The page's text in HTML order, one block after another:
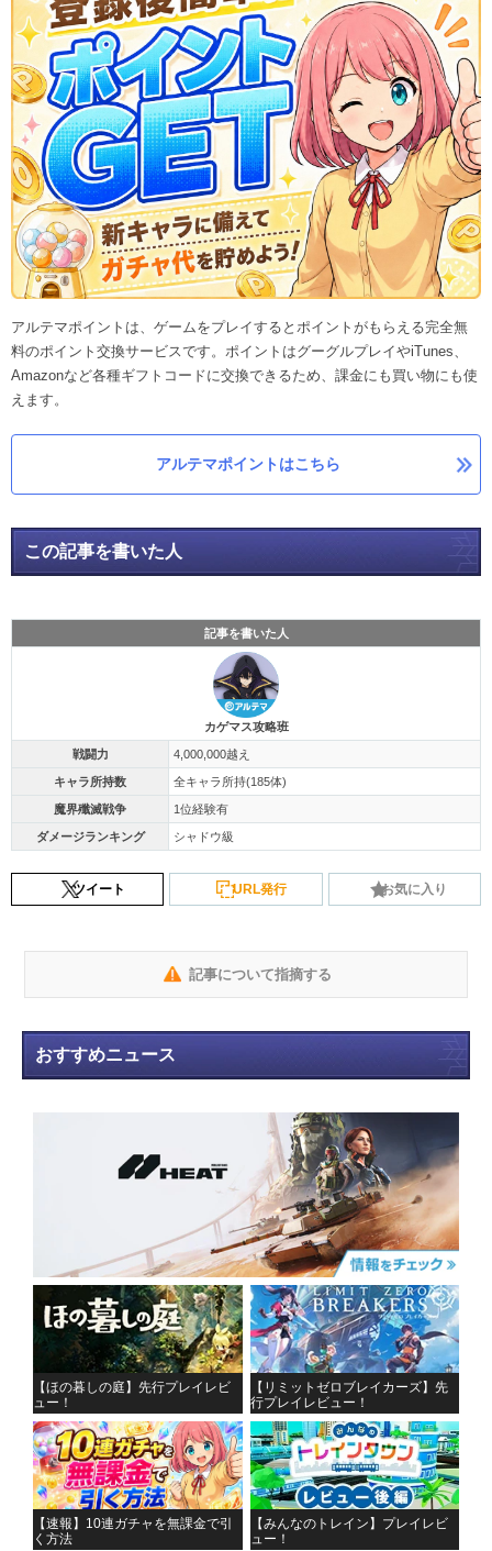
アルテマポイントは、ゲームをプレイするとポイントがもらえる完全無
料のポイント交換サービスです。ポイントはグーグルプレイやiTunes、
Amazonなど各種ギフトコードに交換できるため、課金にも買い物にも使
えます。
アルテマポイントはこちら
この記事を書いた人
記事を書いた人
カゲマス攻略班
戦闘力 4,000,000越え
キャラ所持数 全キャラ所持(185体)
魔界殲滅戦争 1位経験有
ダメージランキング シャドウ級
ツイート URL発行 お気に入り
記事について指摘する
おすすめニュース
【ほの暮しの庭】先行プレイレビ
ュー！
【リミットゼロブレイカーズ】先
行プレイレビュー！
【速報】10連ガチャを無課金で引
く方法
【みんなのトレイン】プレイレビ
ュー！